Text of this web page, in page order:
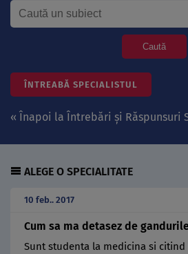
Caută
ÎNTREABĂ SPECIALISTUL
« Înapoi la Întrebări și Răspunsuri
ALEGE O SPECIALITATE
10 feb.. 2017
Cum sa ma detasez de
Sunt studenta la medicina si